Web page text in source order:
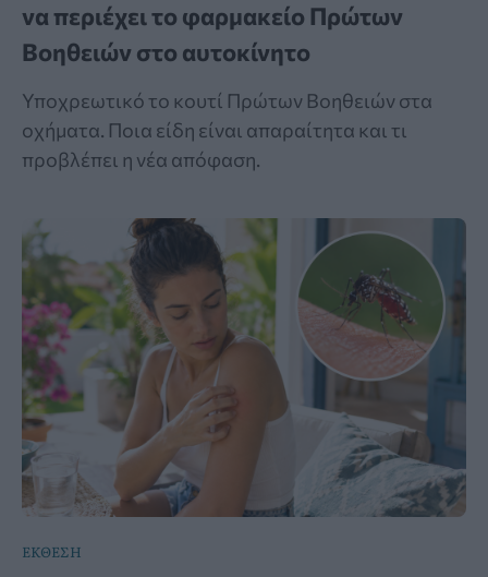
να περιέχει το φαρμακείο Πρώτων
Βοηθειών στο αυτοκίνητο
Υποχρεωτικό το κουτί Πρώτων Βοηθειών στα
οχήματα. Ποια είδη είναι απαραίτητα και τι
προβλέπει η νέα απόφαση.
ΕΚΘΕΣΗ